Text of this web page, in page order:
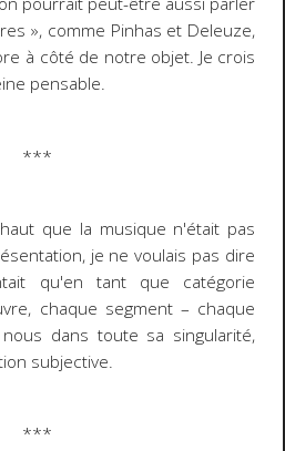
», comme Pinhas et Deleuze,
à côté de notre objet. Je crois
pensable.
***
que la musique n'était pas
je ne voulais pas dire
qu'en tant que catégorie
chaque segment – chaque
dans toute sa singularité,
subjective.
***